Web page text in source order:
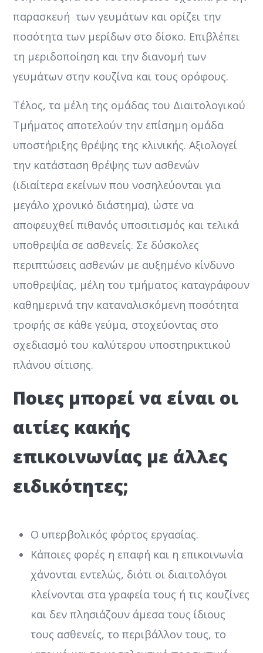
παρασκευή των γευμάτων και ορίζει την
ποσότητα των μερίδων στο δίσκο. Επιβλέπει
τη μεριδοποίηση και την διανομή των
γευμάτων στην κουζίνα και τους ορόφους.
Τέλος, τα μέλη της ομάδας του Διαιτολογικού
Τμήματος αποτελούν την επίσημη ομάδα
υποστήριξης θρέψης της κλινικής. Αξιολογεί
την κατάσταση θρέψης των ασθενών
(ιδιαίτερα εκείνων που νοσηλεύονται για
μεγάλο χρονικό διάστημα), ώστε να
αποφευχθεί πιθανός υποσιτισμός και τελικά
υποθρεψία σε ασθενείς. Σε δύσκολες
περιπτώσεις ασθενών με αυξημένο κίνδυνο
υποθρεψίας, μέλη του τμήματος καταγράφουν
καθημερινά την καταναλισκόμενη ποσότητα
τροφής σε κάθε γεύμα, στοχεύοντας στο
σχεδιασμό του καλύτερου υποστηρικτικού
πλάνου σίτισης.
Ποιες μπορεί να είναι οι
αιτίες κακής
επικοινωνίας με άλλες
ειδικότητες;
Ο υπερβολικός φόρτος εργασίας.
Κάποιες φορές η επαφή και η επικοινωνία
χάνονται εντελώς, διότι οι διαιτολόγοι
κλείνονται στα γραφεία τους ή τις κουζίνες
και δεν πλησιάζουν άμεσα τους ίδιους
τους ασθενείς, το περιβάλλον τους, το